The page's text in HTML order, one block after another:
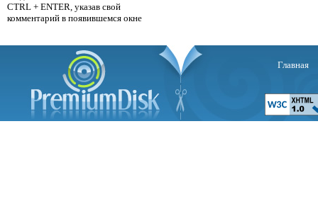
CTRL + ENTER, указав свой
комментарий в появившемся окне
Главная